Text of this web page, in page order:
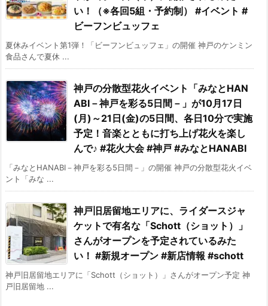
い！（※各回5組・予約制） #イベント #
ビーフンビュッフェ
夏休みイベント第1弾！「ビーフンビュッフェ」の開催 神戸のケンミン
食品さんで夏休 ...
神戸の分散型花火イベント「みなとHAN
ABI－神戸を彩る5日間－」が10月17日
(月)～21日(金)の5日間、各日10分で実施
予定！音楽とともに打ち上げ花火を楽し
んで♪ #花火大会 #神戸 #みなとHANABI
「みなとHANABI－神戸を彩る5日間－」の開催 神戸の分散型花火イベ
ント「みな ...
神戸旧居留地エリアに、ライダースジャ
ケットで有名な「Schott（ショット）」
さんがオープンを予定されているみた
い！ #新規オープン #新店情報 #schott
神戸旧居留地エリアに「Schott（ショット）」さんがオープン予定 神
戸旧居留地 ...